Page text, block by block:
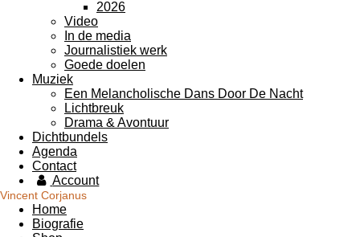
2026
Video
In de media
Journalistiek werk
Goede doelen
Muziek
Een Melancholische Dans Door De Nacht
Lichtbreuk
Drama & Avontuur
Dichtbundels
Agenda
Contact
Account
Vincent Corjanus
Home
Biografie